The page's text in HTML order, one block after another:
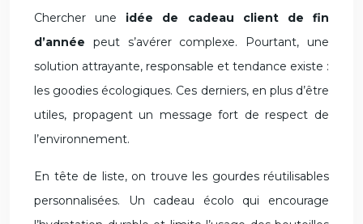
Chercher une idée de cadeau client de fin
d’année peut s’avérer complexe. Pourtant, une
solution attrayante, responsable et tendance existe :
les goodies écologiques. Ces derniers, en plus d’être
utiles, propagent un message fort de respect de
l’environnement.
En tête de liste, on trouve les gourdes réutilisables
personnalisées. Un cadeau écolo qui encourage